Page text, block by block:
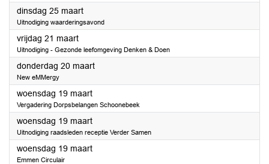
dinsdag 25 maart2025
Uitnodiging waarderingsavond
vrijdag 21 maart2025
Uitnodiging - Gezonde leefomgeving Denken & Doen
donderdag 20 maart2025
New eMMergy
woensdag 19 maart2025
Vergadering Dorpsbelangen Schoonebeek
woensdag 19 maart2025
Uitnodiging raadsleden receptie Verder Samen
woensdag 19 maart2025
Emmen Circulair